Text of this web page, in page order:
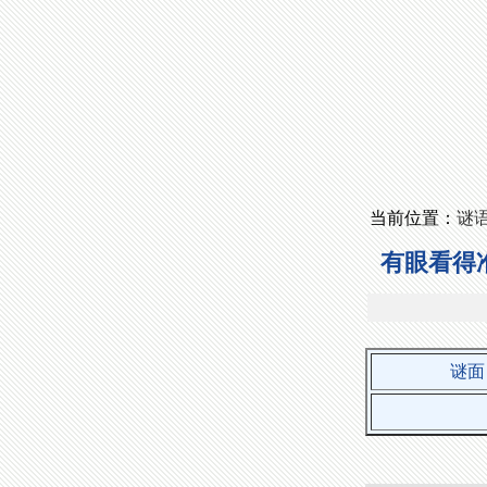
当前位置： 谜
有眼看得
谜面